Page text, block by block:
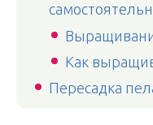
Как
Пересадка